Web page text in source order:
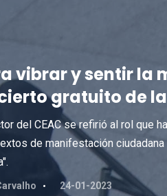
vibrar y sentir la
gratuito de
del CEAC se refirió al rol que
de manifestación
24-01-2023